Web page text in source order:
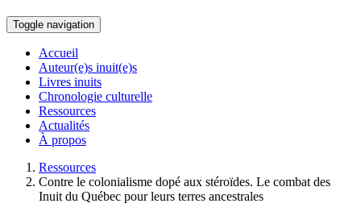
Toggle navigation
Accueil
Auteur(e)s inuit(e)s
Livres inuits
Chronologie culturelle
Ressources
Actualités
À propos
Ressources
Contre le colonialisme dopé aux stéroïdes. Le combat des
Inuit du Québec pour leurs terres ancestrales